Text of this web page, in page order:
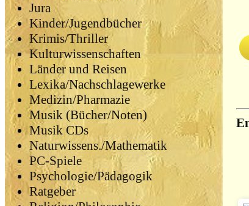
Jura
Kinder/Jugendbücher
Krimis/Thriller
Kulturwissenschaften
Länder und Reisen
Lexika/Nachschlagewerke
Medizin/Pharmazie
Musik (Bücher/Noten)
Musik CDs
Naturwissens./Mathematik
PC-Spiele
Psychologie/Pädagogik
Ratgeber